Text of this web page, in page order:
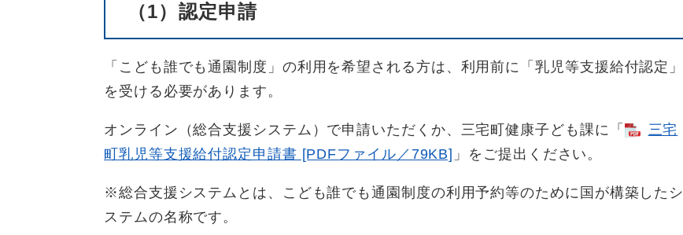
（1）認定申請
「こども誰でも通園制度」の利用を希望される方は、利用前に「乳児等支援給付認定」
を受ける必要があります。
オンライン（総合支援システム）で申請いただくか、三宅町健康子ども課に「
三宅
町乳児等支援給付認定申請書 [PDFファイル／79KB] 」をご提出ください。
※総合支援システムとは、こども誰でも通園制度の利用予約等のために国が構築したシ
ステムの名称です。